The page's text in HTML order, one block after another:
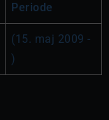
Periode
(15. maj 2009 -
)